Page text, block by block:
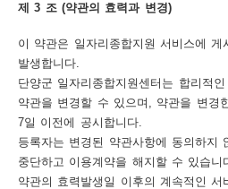
제 3 조 (약관의 효력과 변경)
이 약관은 일자리종합지원 서비스에 게
발생합니다.
단양군 일자리종합지원센터는 합리적
약관을 변경할 수 있으며, 약관을 변경
7일 이전에 공시합니다.
등록자는 변경된 약관사항에 동의하지
중단하고 이용계약을 해지할 수 있습니
약관의 효력발생일 이후의 계속적인
개
인
정
보
처